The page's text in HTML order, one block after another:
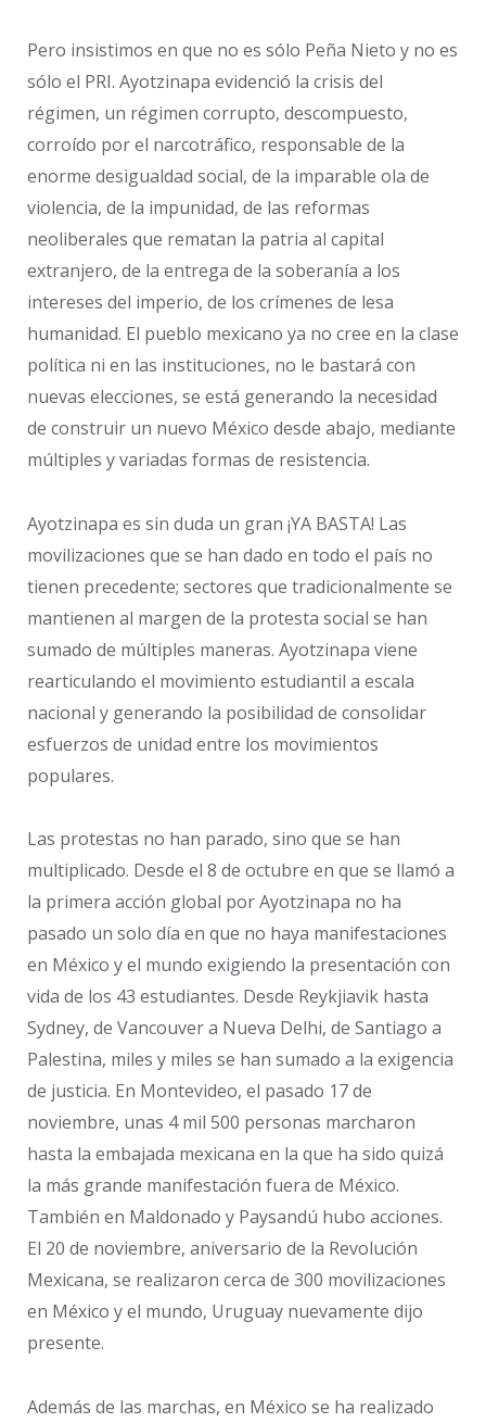
Pero insistimos en que no es sólo Peña Nieto y no es
sólo el PRI. Ayotzinapa evidenció la crisis del
régimen, un régimen corrupto, descompuesto,
corroído por el narcotráfico, responsable de la
enorme desigualdad social, de la imparable ola de
violencia, de la impunidad, de las reformas
neoliberales que rematan la patria al capital
extranjero, de la entrega de la soberanía a los
intereses del imperio, de los crímenes de lesa
humanidad. El pueblo mexicano ya no cree en la clase
política ni en las instituciones, no le bastará con
nuevas elecciones, se está generando la necesidad
de construir un nuevo México desde abajo, mediante
múltiples y variadas formas de resistencia.
Ayotzinapa es sin duda un gran ¡YA BASTA! Las
movilizaciones que se han dado en todo el país no
tienen precedente; sectores que tradicionalmente se
mantienen al margen de la protesta social se han
sumado de múltiples maneras. Ayotzinapa viene
rearticulando el movimiento estudiantil a escala
nacional y generando la posibilidad de consolidar
esfuerzos de unidad entre los movimientos
populares.
Las protestas no han parado, sino que se han
multiplicado. Desde el 8 de octubre en que se llamó a
la primera acción global por Ayotzinapa no ha
pasado un solo día en que no haya manifestaciones
en México y el mundo exigiendo la presentación con
vida de los 43 estudiantes. Desde Reykjiavik hasta
Sydney, de Vancouver a Nueva Delhi, de Santiago a
Palestina, miles y miles se han sumado a la exigencia
de justicia. En Montevideo, el pasado 17 de
noviembre, unas 4 mil 500 personas marcharon
hasta la embajada mexicana en la que ha sido quizá
la más grande manifestación fuera de México.
También en Maldonado y Paysandú hubo acciones.
El 20 de noviembre, aniversario de la Revolución
Mexicana, se realizaron cerca de 300 movilizaciones
en México y el mundo, Uruguay nuevamente dijo
presente.
Además de las marchas, en México se ha realizado